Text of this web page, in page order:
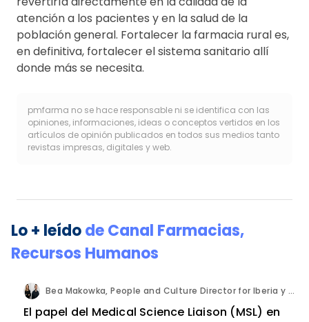
atención a los pacientes y en la salud de la
población general. Fortalecer la farmacia rural es,
en definitiva, fortalecer el sistema sanitario allí
donde más se necesita.
pmfarma no se hace responsable ni se identifica con las
opiniones, informaciones, ideas o conceptos vertidos en los
artículos de opinión publicados en todos sus medios tanto
revistas impresas, digitales y web.
Lo + leídodeCanal Farmacias,
Recursos Humanos
Bea Makowka, People and Culture Director for Iberia y Alberto Municio, Talent Seach Solutions Lead for Iberia. Inizio Engage.
El papel del Medical Science Liaison (MSL) en